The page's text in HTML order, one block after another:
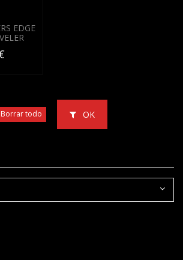
EDGE
Borrar todo OK